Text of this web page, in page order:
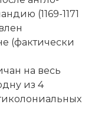
(1169-1171
(фактически
на весь
из 4